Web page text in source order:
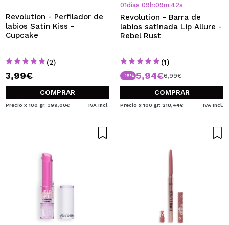
Revolution - Perfilador de
labios Satin Kiss -
Cupcake
(2)
3,99€
COMPRAR
Precio x 100 gr: 399,00€ IVA Incl.
01días 09 h:09m:42s
Revolution - Barra de
labios satinada Lip Allure -
Rebel Rust
(1)
-15% 5,94€6,99€
COMPRAR
Precio x 100 gr: 218,44€ IVA Incl.